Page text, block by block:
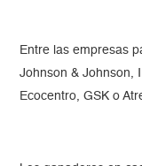
Entre las empresas
Johnson & Johnson,
Ecocentro, GSK o